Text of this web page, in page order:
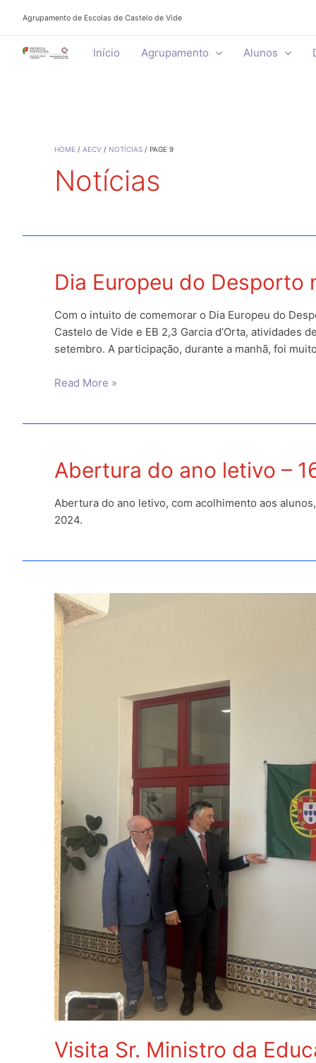
Agrupamento de Escolas de Castelo de Vide
Início Agrupamento Alunos
HOME AECV NOTÍCIAS PAGE 9
Notícias
Dia Europeu do Desporto
Com o intuito de comemorar o Dia Europeu do
Castelo de Vide e EB 2,3 Garcia d’Orta, atividades
setembro. A participação, durante a manhã, foi
Dia
Escola
2024
Read More »
Abertura do ano letivo –
Abertura do ano letivo, com acolhimento aos
2024.
Visita Sr. Ministro da